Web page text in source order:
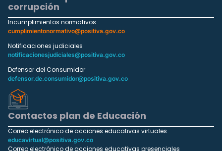
corrupción
Incumplimientos normativos
cumplimientonormativo@positiva.gov.co
Notificaciones judiciales
notificacionesjudiciales@positiva.gov.co
Defensor del Consumidor
defensor.de.consumidor@positiva.gov.co
Contactos plan de Educación
Correo electrónico de acciones educativas virtuales
educavirtual@positiva.gov.co
Correo electrónico de acciones educativas presenciales